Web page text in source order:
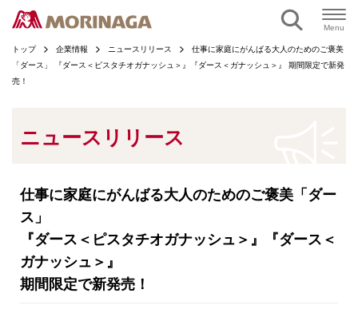
Menu
トップ 企業情報 ニュースリリース
仕事に家庭にがんばる大人のためのご褒美
「ダース」 『ダース＜ピスタチオガナッシュ＞』『ダース＜ガナッシュ＞』 期間限定で新発
売！
ニュースリリース
仕事に家庭にがんばる大人のためのご褒美「ダー
ス」
『ダース＜ピスタチオガナッシュ＞』『ダース＜
ガナッシュ＞』
期間限定で新発売！